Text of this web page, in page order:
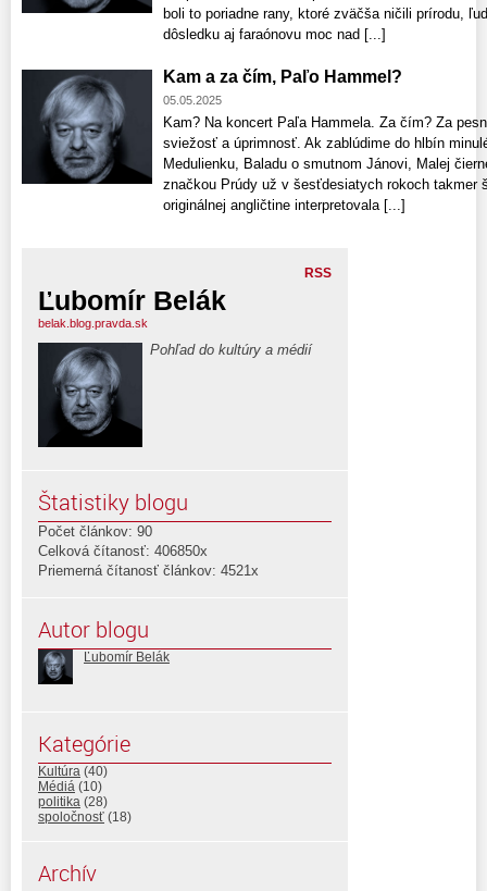
boli to poriadne rany, ktoré zväčša ničili prírodu,
dôsledku aj faraónovu moc nad [...]
Kam a za čím, Paľo Hammel?
05.05.2025
Kam? Na koncert Paľa Hammela. Za čím? Za
sviežosť a úprimnosť. Ak zablúdime do hlbín
Medulienku, Baladu o smutnom Jánovi, Malej
značkou Prúdy už v šesťdesiatych rokoch takmer
originálnej angličtine interpretovala [...]
RSS
Ľubomír Belák
belak.blog.pravda.sk
Pohľad do kultúry a médií
Štatistiky blogu
Počet článkov: 90
Celková čítanosť: 406850x
Priemerná čítanosť článkov: 4521x
Autor blogu
Ľubomír Belák
Kategórie
Kultúra (40)
Médiá (10)
politika (28)
spoločnosť (18)
Archív